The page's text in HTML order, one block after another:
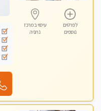
לפרטים
נוספים
עיסוי במרכז
נתניה